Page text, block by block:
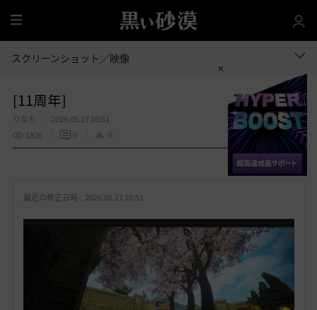
全
体
スクリーンショット／映像
[11周年]
りなち
2026.05.17 10:51
1826
0 0
お
入
り
共有する
最近の修正日時 : 2026.05.17 10:51